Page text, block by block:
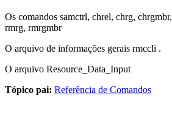
Os comandos samctrl, chrel, chrg, chrgmbr,
rmrg, rmrgmbr
O arquivo de informações gerais rmccli .
O arquivo Resource_Data_Input
Tópico pai: Referência de Comandos